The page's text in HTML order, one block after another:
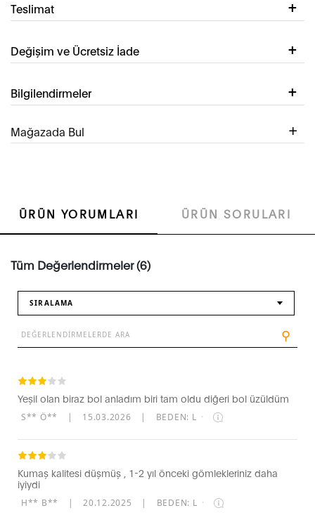
Teslimat
Değişim ve Ücretsiz İade
Bilgilendirmeler
Mağazada Bul
ÜRÜN YORUMLARI ÜRÜN SORULARI
Tüm Değerlendirmeler (6)
SIRALAMA
⚲
Yeşil olan biraz bol anladım biri tam oldu diğeri bol üzüldüm
S** Ö** | 15.03.2026 | BEDEN: L ·
Kumaş kalitesi düşmüş , 1-2 yıl önceki gömlekleriniz daha
iyiydi
H** B** | 20.12.2025 | BEDEN: L ·